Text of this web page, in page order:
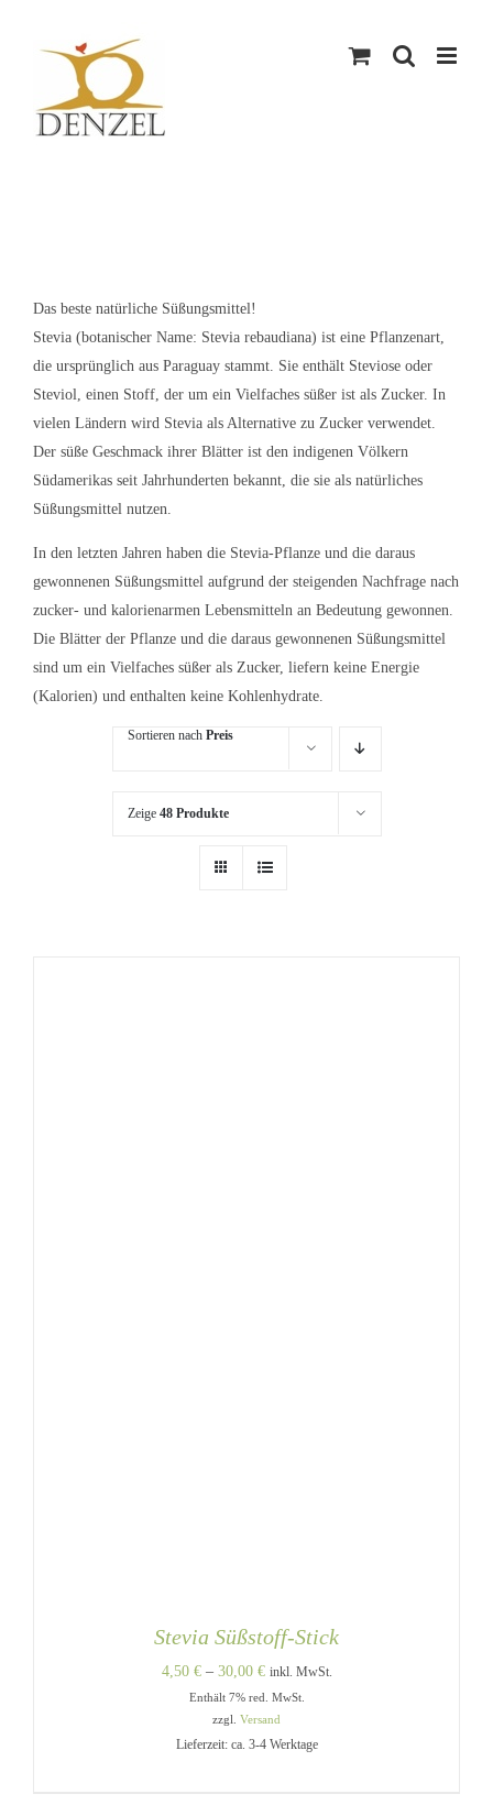
Das beste natürliche Süßungsmittel!
Stevia (botanischer Name: Stevia rebaudiana) ist eine Pflanzenart,
die ursprünglich aus Paraguay stammt. Sie enthält Steviose oder
Steviol, einen Stoff, der um ein Vielfaches süßer ist als Zucker. In
vielen Ländern wird Stevia als Alternative zu Zucker verwendet.
Der süße Geschmack ihrer Blätter ist den indigenen Völkern
Südamerikas seit Jahrhunderten bekannt, die sie als natürliches
Süßungsmittel nutzen.
In den letzten Jahren haben die Stevia-Pflanze und die daraus
gewonnenen Süßungsmittel aufgrund der steigenden Nachfrage nach
zucker- und kalorienarmen Lebensmitteln an Bedeutung gewonnen.
Die Blätter der Pflanze und die daraus gewonnenen Süßungsmittel
sind um ein Vielfaches süßer als Zucker, liefern keine Energie
(Kalorien) und enthalten keine Kohlenhydrate.
Sortieren nach Preis
Zeige 48 Produkte
Stevia Süßstoff-Stick
4,50 € – 30,00 €Preisspanne:
4,50 €
bis
30,00 €
inkl. MwSt.
Enthält 7% red. MwSt.
zzgl. Versand
Lieferzeit: ca. 3-4 Werktage